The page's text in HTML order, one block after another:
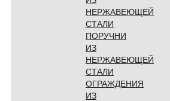
НЕРЖАВЕЮЩЕЙ
СТАЛИ
ПОРУЧНИ
ИЗ
НЕРЖАВЕЮЩЕЙ
СТАЛИ
ОГРАЖДЕНИЯ
ИЗ